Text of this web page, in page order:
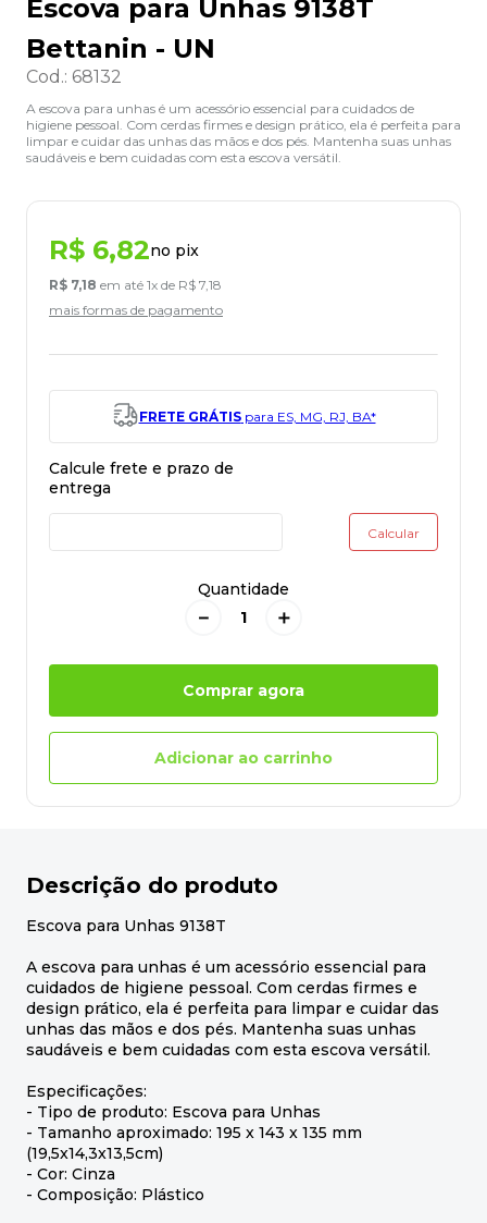
Escova para Unhas 9138T
Bettanin - UN
Cod.: 68132
A escova para unhas é um acessório essencial para cuidados de
higiene pessoal. Com cerdas firmes e design prático, ela é perfeita para
limpar e cuidar das unhas das mãos e dos pés. Mantenha suas unhas
saudáveis e bem cuidadas com esta escova versátil.
R$ 6,82no pix
R$ 7,18 em até 1x de R$ 7,18
mais formas de pagamento
FRETE GRÁTISpara ES, MG, RJ, BA*
Quantidade
＋
－
Comprar agora
Adicionar ao carrinho
Descrição do produto
Escova para Unhas 9138T
A escova para unhas é um acessório essencial para
cuidados de higiene pessoal. Com cerdas firmes e
design prático, ela é perfeita para limpar e cuidar das
unhas das mãos e dos pés. Mantenha suas unhas
saudáveis e bem cuidadas com esta escova versátil.
Especificações:
- Tipo de produto: Escova para Unhas
- Tamanho aproximado: 195 x 143 x 135 mm
(19,5x14,3x13,5cm)
- Cor: Cinza
- Composição: Plástico